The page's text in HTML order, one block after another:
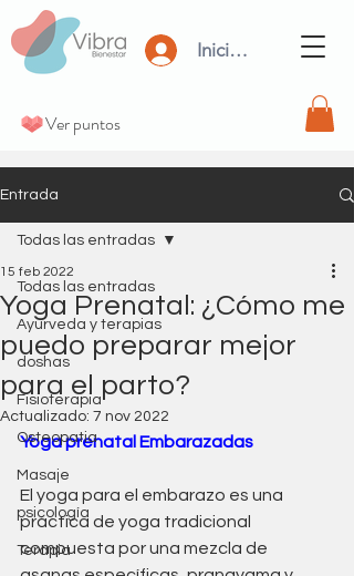
Iniciar Sesión
Ver puntos
Entrada
Todas las entradas
Ayurveda y terapias
doshas
Fisioterapia
Osteopatia
Masaje
psicología
Terapia
Todas las entradas
Yoga Prenatal: ¿Cómo me
puedo preparar mejor
para el parto?
15 feb 2022
Actualizado: 7 nov 2022
Yoga prenatal Embarazadas
El yoga para el embarazo es una
práctica de yoga tradicional
compuesta por una mezcla de